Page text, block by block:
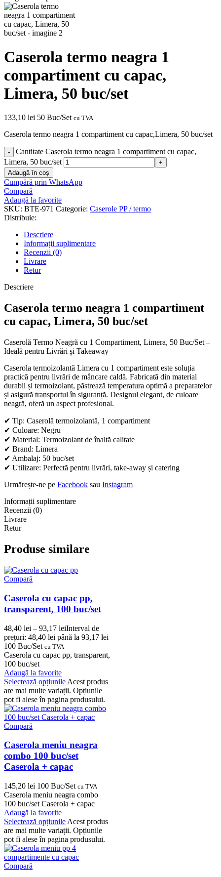
Caserola termo neagra 1
compartiment cu capac,
Limera, 50 buc/set
133,10 lei 50 Buc/Set cu TVA
Caserola termo neagra 1 compartiment cu capac,Limera, 50 buc/set
Cantitate Caserola termo neagra 1 compartiment cu capac,
Limera, 50 buc/set
Adaugă în coș
Cumpără prin WhatsApp
Compară
Adaugă la favorite
SKU: BTE-971 Categorie: Caserole PP / termo
Distribuie:
Descriere
Informații suplimentare
Recenzii (0)
Livrare
Retur
Descriere
Caserola termo neagra 1 compartiment
cu capac, Limera, 50 buc/set
Caserolă Termo Neagră cu 1 Compartiment, Limera, 50 Buc/Set –
Ideală pentru Livrări și Takeaway
Caserola termoizolantă Limera cu 1 compartiment este soluția
practică pentru livrări de mâncare caldă. Fabricată din material
durabil și termoizolant, păstrează temperatura optimă a preparatelor
și asigură transportul în siguranță. Designul elegant, de culoare
neagră, oferă un aspect profesional.
✔ Tip: Caserolă termoizolantă, 1 compartiment
✔ Culoare: Negru
✔ Material: Termoizolant de înaltă calitate
✔ Brand: Limera
✔ Ambalaj: 50 buc/set
✔ Utilizare: Perfectă pentru livrări, take-away și catering
Urmărește-ne pe Facebook sau Instagram
Informații suplimentare
Recenzii (0)
Livrare
Retur
Produse similare
Compară
Caserola cu capac pp,
transparent, 100 buc/set
48,40 lei – 93,17 leiInterval de
prețuri: 48,40 lei până la 93,17 lei
100 Buc/Set cu TVA
Caserola cu capac pp, transparent,
100 buc/set
Adaugă la favorite
Selectează opțiunile Acest produs
are mai multe variații. Opțiunile
pot fi alese în pagina produsului.
Compară
Caserola meniu neagra
combo 100 buc/set
Caserola + capac
145,20 lei 100 Buc/Set cu TVA
Caserola meniu neagra combo
100 buc/set Caserola + capac
Adaugă la favorite
Selectează opțiunile Acest produs
are mai multe variații. Opțiunile
pot fi alese în pagina produsului.
Compară